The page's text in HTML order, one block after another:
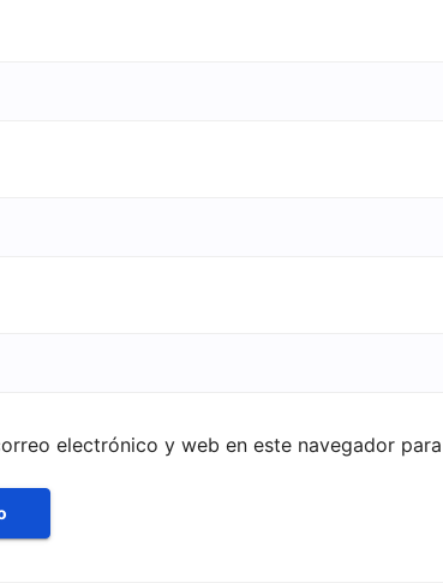
electrónico y web en este navegador